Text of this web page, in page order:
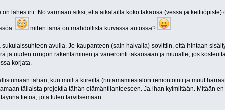
on lähes irti. No varmaan siksi, että aikalailla koko takaosa (vessa ja
miten tämä on mahdollista kuivassa autossa?
avulla. Jo kaupanteon (sain halvalla) sovittiin, että hintaan
ja uuden rungon rakentaminen ja vanerointi takaosaan ja muualle, jos
korjata.
tähän, kun muilta kiireiltä (rintamamiestalon remontointi ja muut
tällaista projektia tähän elämäntilanteeseen. Ja ihan kylmiltään. Mitään
tietoa, jota tulen tarvitsemaan.